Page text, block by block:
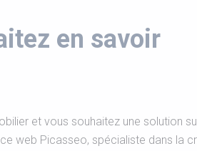
en savoir
et vous souhaitez une solution
web Picasseo, spécialiste dans la